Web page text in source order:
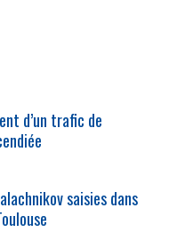
d’un trafic de
saisies dans